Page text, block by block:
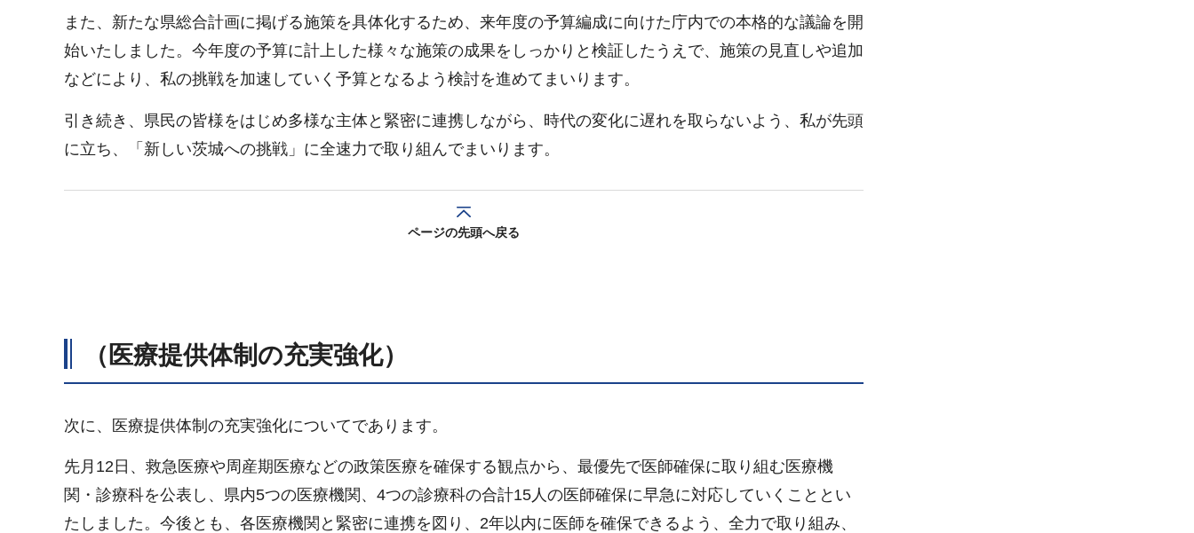
また、新たな県総合計画に掲げる施策を具体化するため、来年度の予算編成に向けた庁内での本格的な議論を開
始いたしました。今年度の予算に計上した様々な施策の成果をしっかりと検証したうえで、施策の見直しや追加
などにより、私の挑戦を加速していく予算となるよう検討を進めてまいります。
引き続き、県民の皆様をはじめ多様な主体と緊密に連携しながら、時代の変化に遅れを取らないよう、私が先頭
に立ち、「新しい茨城への挑戦」に全速力で取り組んでまいります。
ページの先頭へ戻る
（医療提供体制の充実強化）
次に、医療提供体制の充実強化についてであります。
先月12日、救急医療や周産期医療などの政策医療を確保する観点から、最優先で医師確保に取り組む医療機
関・診療科を公表し、県内5つの医療機関、4つの診療科の合計15人の医師確保に早急に対応していくこととい
たしました。今後とも、各医療機関と緊密に連携を図り、2年以内に医師を確保できるよう、全力で取り組み、